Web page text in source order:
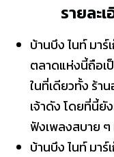
รายละ
บ้านบึง ไนท์ มา
ตลาดแห่งนี้ถือเ
ในที่เดียวทั้ง ร้า
เจ้าดัง โดยที่นี้
ฟังเพลงสบาย
บ้านบึง ไนท์ มาร์